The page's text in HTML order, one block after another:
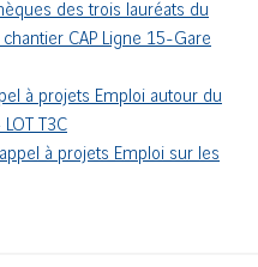
des trois lauréats du
CAP Ligne 15-Gare
à projets Emploi autour du
T3C
à projets Emploi sur les